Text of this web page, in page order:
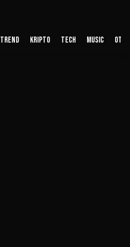
TREND KRIPTO TECH MUSIC